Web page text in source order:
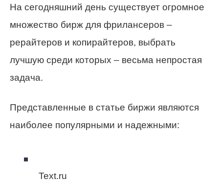
На сегодняшний день существует огромное
множество бирж для фрилансеров –
рерайтеров и копирайтеров, выбрать
лучшую среди которых – весьма непростая
задача.
Представленные в статье биржи являются
наиболее популярными и надежными:
Text.ru